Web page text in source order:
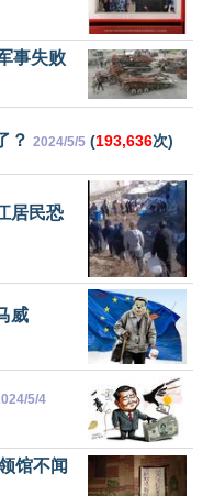
事失败
？ 2024/5/5 (193,636次)
居民恐
威
5/4
馆不闻